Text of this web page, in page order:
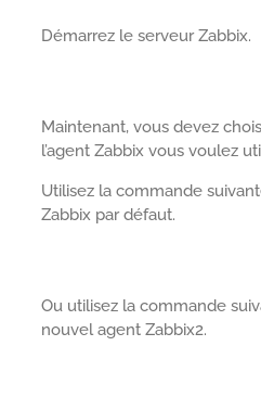
Démarrez le serveur Zabbix.
Maintenant, vous devez
l’agent Zabbix vous voulez
Utilisez la commande
Zabbix par défaut.
Ou utilisez la commande
nouvel agent Zabbix2.